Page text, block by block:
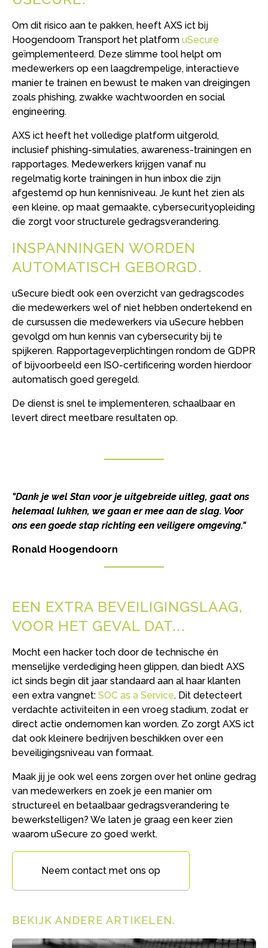
Om dit risico aan te pakken, heeft AXS ict bij
Hoogendoorn Transport het platform uSecure
geïmplementeerd. Deze slimme tool helpt om
medewerkers op een laagdrempelige, interactieve
manier te trainen en bewust te maken van dreigingen
zoals phishing, zwakke wachtwoorden en social
engineering.
AXS ict heeft het volledige platform uitgerold,
inclusief phishing-simulaties, awareness-trainingen en
rapportages. Medewerkers krijgen vanaf nu
regelmatig korte trainingen in hun inbox die zijn
afgestemd op hun kennisniveau. Je kunt het zien als
een kleine, op maat gemaakte, cybersecurityopleiding
die zorgt voor structurele gedragsverandering.
INSPANNINGEN WORDEN
AUTOMATISCH GEBORGD
uSecure biedt ook een overzicht van gedragscodes
die medewerkers wel of niet hebben ondertekend en
de cursussen die medewerkers via uSecure hebben
gevolgd om hun kennis van cybersecurity bij te
spijkeren. Rapportageverplichtingen rondom de GDPR
of bijvoorbeeld een ISO-certificering worden hierdoor
automatisch goed geregeld.
De dienst is snel te implementeren, schaalbaar en
levert direct meetbare resultaten op.
"Dank je wel Stan voor je uitgebreide uitleg, gaat ons
helemaal lukken, we gaan er mee aan de slag. Voor
ons een goede stap richting een veiligere omgeving."
Ronald Hoogendoorn
EEN EXTRA BEVEILIGINGSLAAG,
VOOR HET GEVAL DAT..
Mocht een hacker toch door de technische én
menselijke verdediging heen glippen, dan biedt AXS
ict sinds begin dit jaar standaard aan al haar klanten
een extra vangnet: SOC as a Service. Dit detecteert
verdachte activiteiten in een vroeg stadium, zodat er
direct actie ondernomen kan worden. Zo zorgt AXS ict
dat ook kleinere bedrijven beschikken over een
beveiligingsniveau van formaat.
Maak jij je ook wel eens zorgen over het online gedrag
van medewerkers en zoek je een manier om
structureel en betaalbaar gedragsverandering te
bewerkstelligen? We laten je graag een keer zien
waarom uSecure zo goed werkt.
Neem contact met ons op
BEKIJK ANDERE ARTIKELEN.